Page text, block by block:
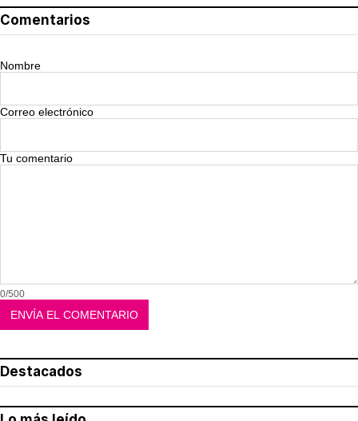
Comentarios
Nombre
Correo electrónico
Tu comentario
0/500
Destacados